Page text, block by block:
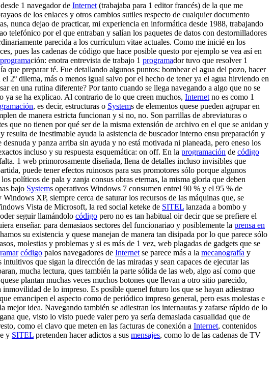
1 navegador de Internet (trabajaba para 1 editor francés) de la que me
de los enlaces y otros cambios sutiles respecto de cualquier documento
nunca dejao de practicar, mi experiencia en informática desde 1988, trabajando
telefónico por el que entraban y salían los paquetes de datos con destornilladores
parecida a los currículum vitae actuales. Como me inicié en los
pues las cadenas de código que hace posible questo por ejemplo se vea así en
programación: enotra entrevista de trabajo 1 programador tuvo que resolver 1
preparar té. Fue detallando algunos puntos: bombear el agua del pozo, hacer
2º dilema, más o menos igual salvo por el hecho de tener ya el agua hirviendo en
en una rutina diferente? Por tanto cuando se llega navegando a algo que no se
ya se ha explicao. Al contrario de lo que creen muchos, Internet no es como 1
, es decir, estructuras o Systems de elementos quese pueden agrupar en
de manera estricta funcionan y si no, no. Son parrillas de abreviaturas o
que no tienen por qué ser de la misma extensión de archivo en el que se anidan y
de inestimable ayuda la asistencia de buscador interno ensu preparación y
desnuda y panza arriba sin ayuda y no está motivada ni planeada, pero eneso los
incluso y su respuesta esquemática: on off. En la programación de código
1 web primorosamente diseñada, llena de detalles incluso invisibles que
puede tener efectos ruinosos para sus promotores sólo porque algunos
políticos de pala y zanja consus obras eternas, la misma gloria que deben
bajo Systems operativos Windows 7 consumen entrel 90 % y el 95 % de
XP, siempre cerca de saturar los recursos de las máquinas que, se
Vista de Microsoft, la red social keteke de SITEL lanzada a bombo y
seguir llamándolo código pero no es tan habitual oir decir que se prefiere el
enseñar. para demasiaos sectores del funcionariao y posiblemente la prensa en
su existencia y quese manejan de manera tan disipada por lo que parece sólo
molestias y problemas y si es más de 1 vez, web plagadas de gadgets que se
código palos navegadores de Internet se parece más a la mecanografía y
que sigan la dirección de las miradas y sean capaces de ejecutar las
mucha lectura, ques también la parte sólida de las web, algo así como que
plantan muchas veces muchos botones que llevan a otro sitio parecido,
de lo impreso. Es posible quenel futuro los que se hayan adiestrao
emancipen el aspecto como de periódico impreso general, pero esas molestas e
mejor idea. Navegando también se adiestran los internautas y zafarse rápido de lo
que, visto lo visto puede valer pero ya sería demasiada casualidad que de
como el clavo que meten en las facturas de conexión a Internet, contenidos
y SITEL pretenden hacer adictos a sus mensajes, como lo de las cadenas de TV